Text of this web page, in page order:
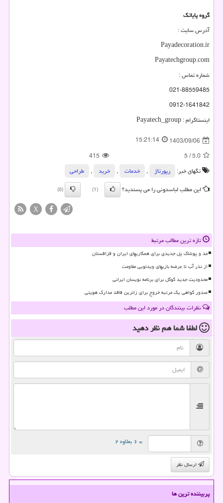
گروه پایاتک
آدرس سایت :
Payadecoration.ir
Payatechgroup.com
شماره تماس :
021-88559485
0912-1641842
اینستاگرام :Payatech_group
1403/09/06
15:21:14
5.0
/
5
415
تگهای خبر:
رپورتاژ , خدمات , خرید ,
طراحی
این مطلب لباسدونی را می پسندید؟
(1)
(0)
X
تازه ترین مطالب مرتبط
مد و پوشاک پل جدیدی برای همکاریهای ایران و قزاقستان
از نذر آب تا عرضه بازیهای ویدئویی مقاومت
محدودیت جدید گوگل برای برنامه نویسان ایرانی
صدور گواهی یک مرتبه خروج برای زائرین فاقد مدارک هویتی
نظرات بینندگان در مورد این مطلب
لطفا شما همنظر دهید
= ۶ بعلاوه ۲
ارسال نظر
پربیننده ترین ها